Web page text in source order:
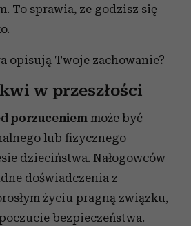
To sprawia, ze godzisz się
opisują Twoje zachowanie?
w przeszłości
porzuceniem może być
lub fizycznego
dzieciństwa. Nałogowców
doświadczenia z
życiu pragną związku,
bezpieczeństwa.